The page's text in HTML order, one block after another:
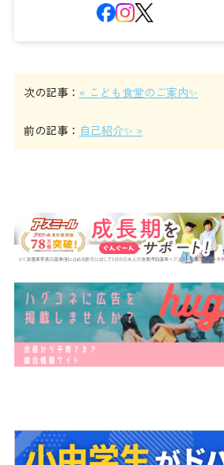
次の記事： « こども食堂のご案内✨
前の記事： 自己紹介✨ »